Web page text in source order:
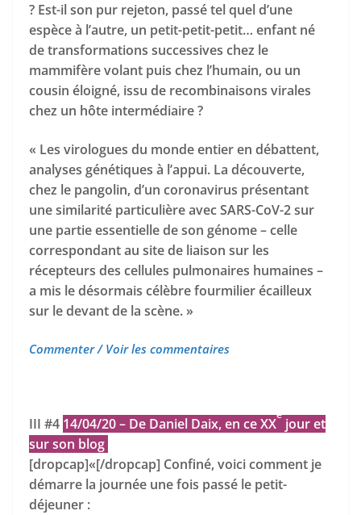
? Est-il son pur rejeton, passé tel quel d’une
espèce à l’autre, un petit-petit-petit… enfant né
de transformations successives chez le
mammifère volant puis chez l’humain, ou un
cousin éloigné, issu de recombinaisons virales
chez un hôte intermédiaire ?
« Les virologues du monde entier en débattent,
analyses génétiques à l’appui. La découverte,
chez le pangolin, d’un coronavirus présentant
une similarité particulière avec SARS-CoV-2 sur
une partie essentielle de son génome – celle
correspondant au site de liaison sur les
récepteurs des cellules pulmonaires humaines –
a mis le désormais célèbre fourmilier écailleux
sur le devant de la scène. »
Commenter / Voir les commentaires
III #4 14/04/20 – De Daniel Daix, en ce XX
e
jour et
sur son blog
[dropcap]«[/dropcap] Confiné, voici comment je
démarre la journée une fois passé le petit-
déjeuner :